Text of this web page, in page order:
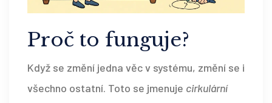
Proč to funguje?
Když se změní jedna věc v systému, změní se i
všechno ostatní. Toto se jmenuje cirkulární